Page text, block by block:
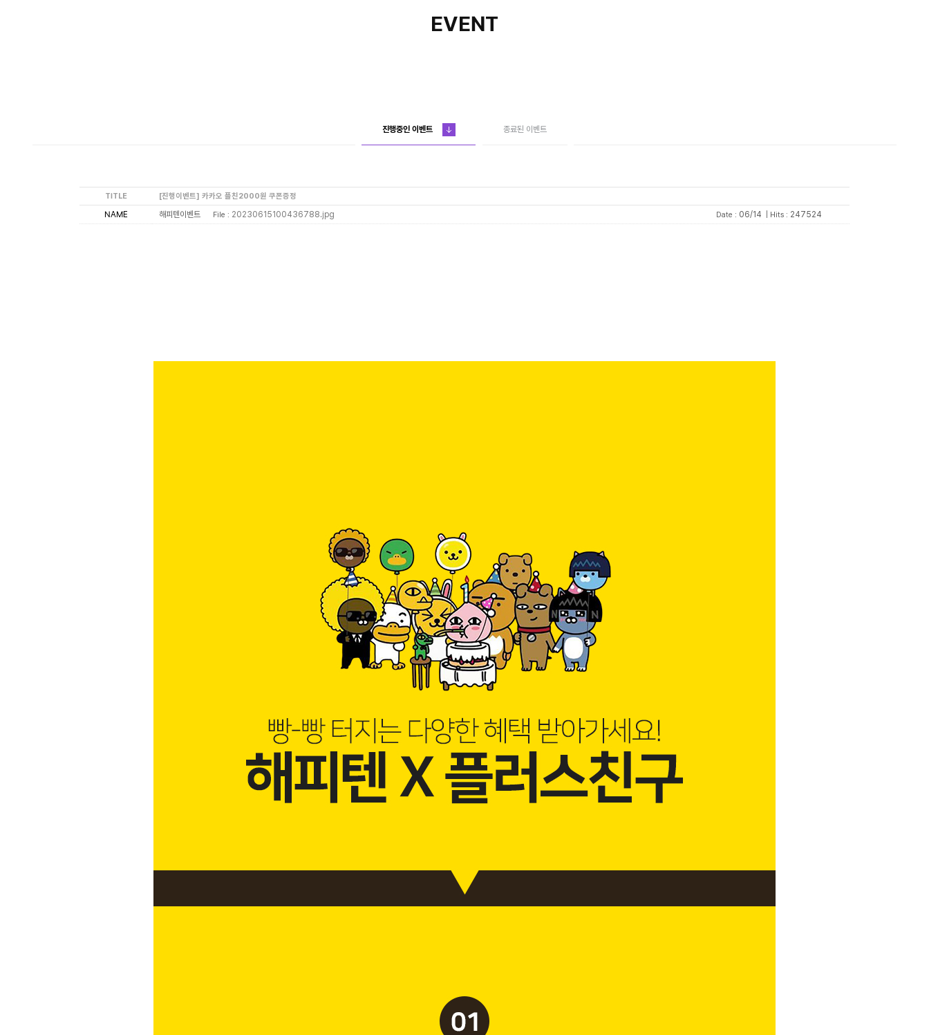
EVENT
진행중인 이벤트 종료된 이벤트
TITLE [진행이벤트] 카카오 플친2000원 쿠폰증정
NAME 해피텐이벤트 File : 20230615100436788.jpg Date : 06/14 Hits : 247524